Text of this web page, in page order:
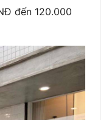
đến 120.000